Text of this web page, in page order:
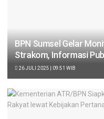
BPN Sumsel Gelar
Strakom, Informasi
26 JULI 2025 | 09:51 WIB